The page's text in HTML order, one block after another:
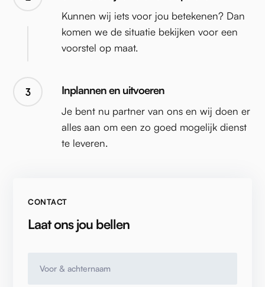
3
Kunnen wij iets voor jou betekenen? Dan
komen we de situatie bekijken voor een
voorstel op maat.
Inplannen en uitvoeren
Je bent nu partner van ons en wij doen er
alles aan om een zo goed mogelijk dienst
te leveren.
CONTACT
Laat ons jou bellen